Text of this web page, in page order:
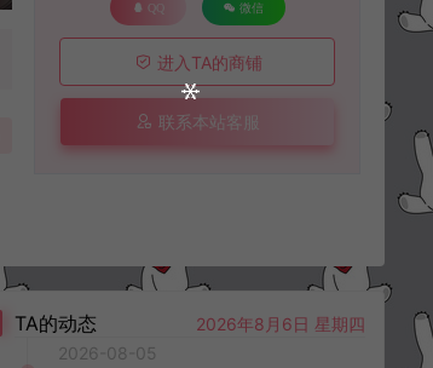
QQ 微信
进入TA的商铺
联系本站客服
TA的动态
2026年8月6日 星期四
2026-08-05